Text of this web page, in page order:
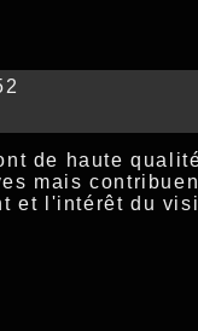
de haute
mais
et l'intérêt du